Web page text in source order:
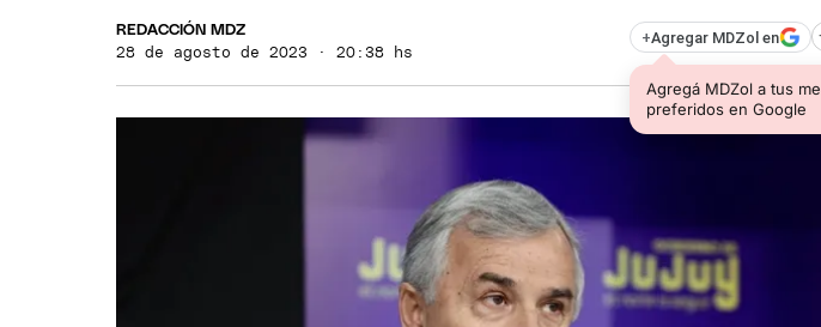
REDACCIÓN MDZ
28 de agosto de 2023 · 20:38 hs
+Agregar MDZol en
Agregá MDZol a tus
preferidos en Google